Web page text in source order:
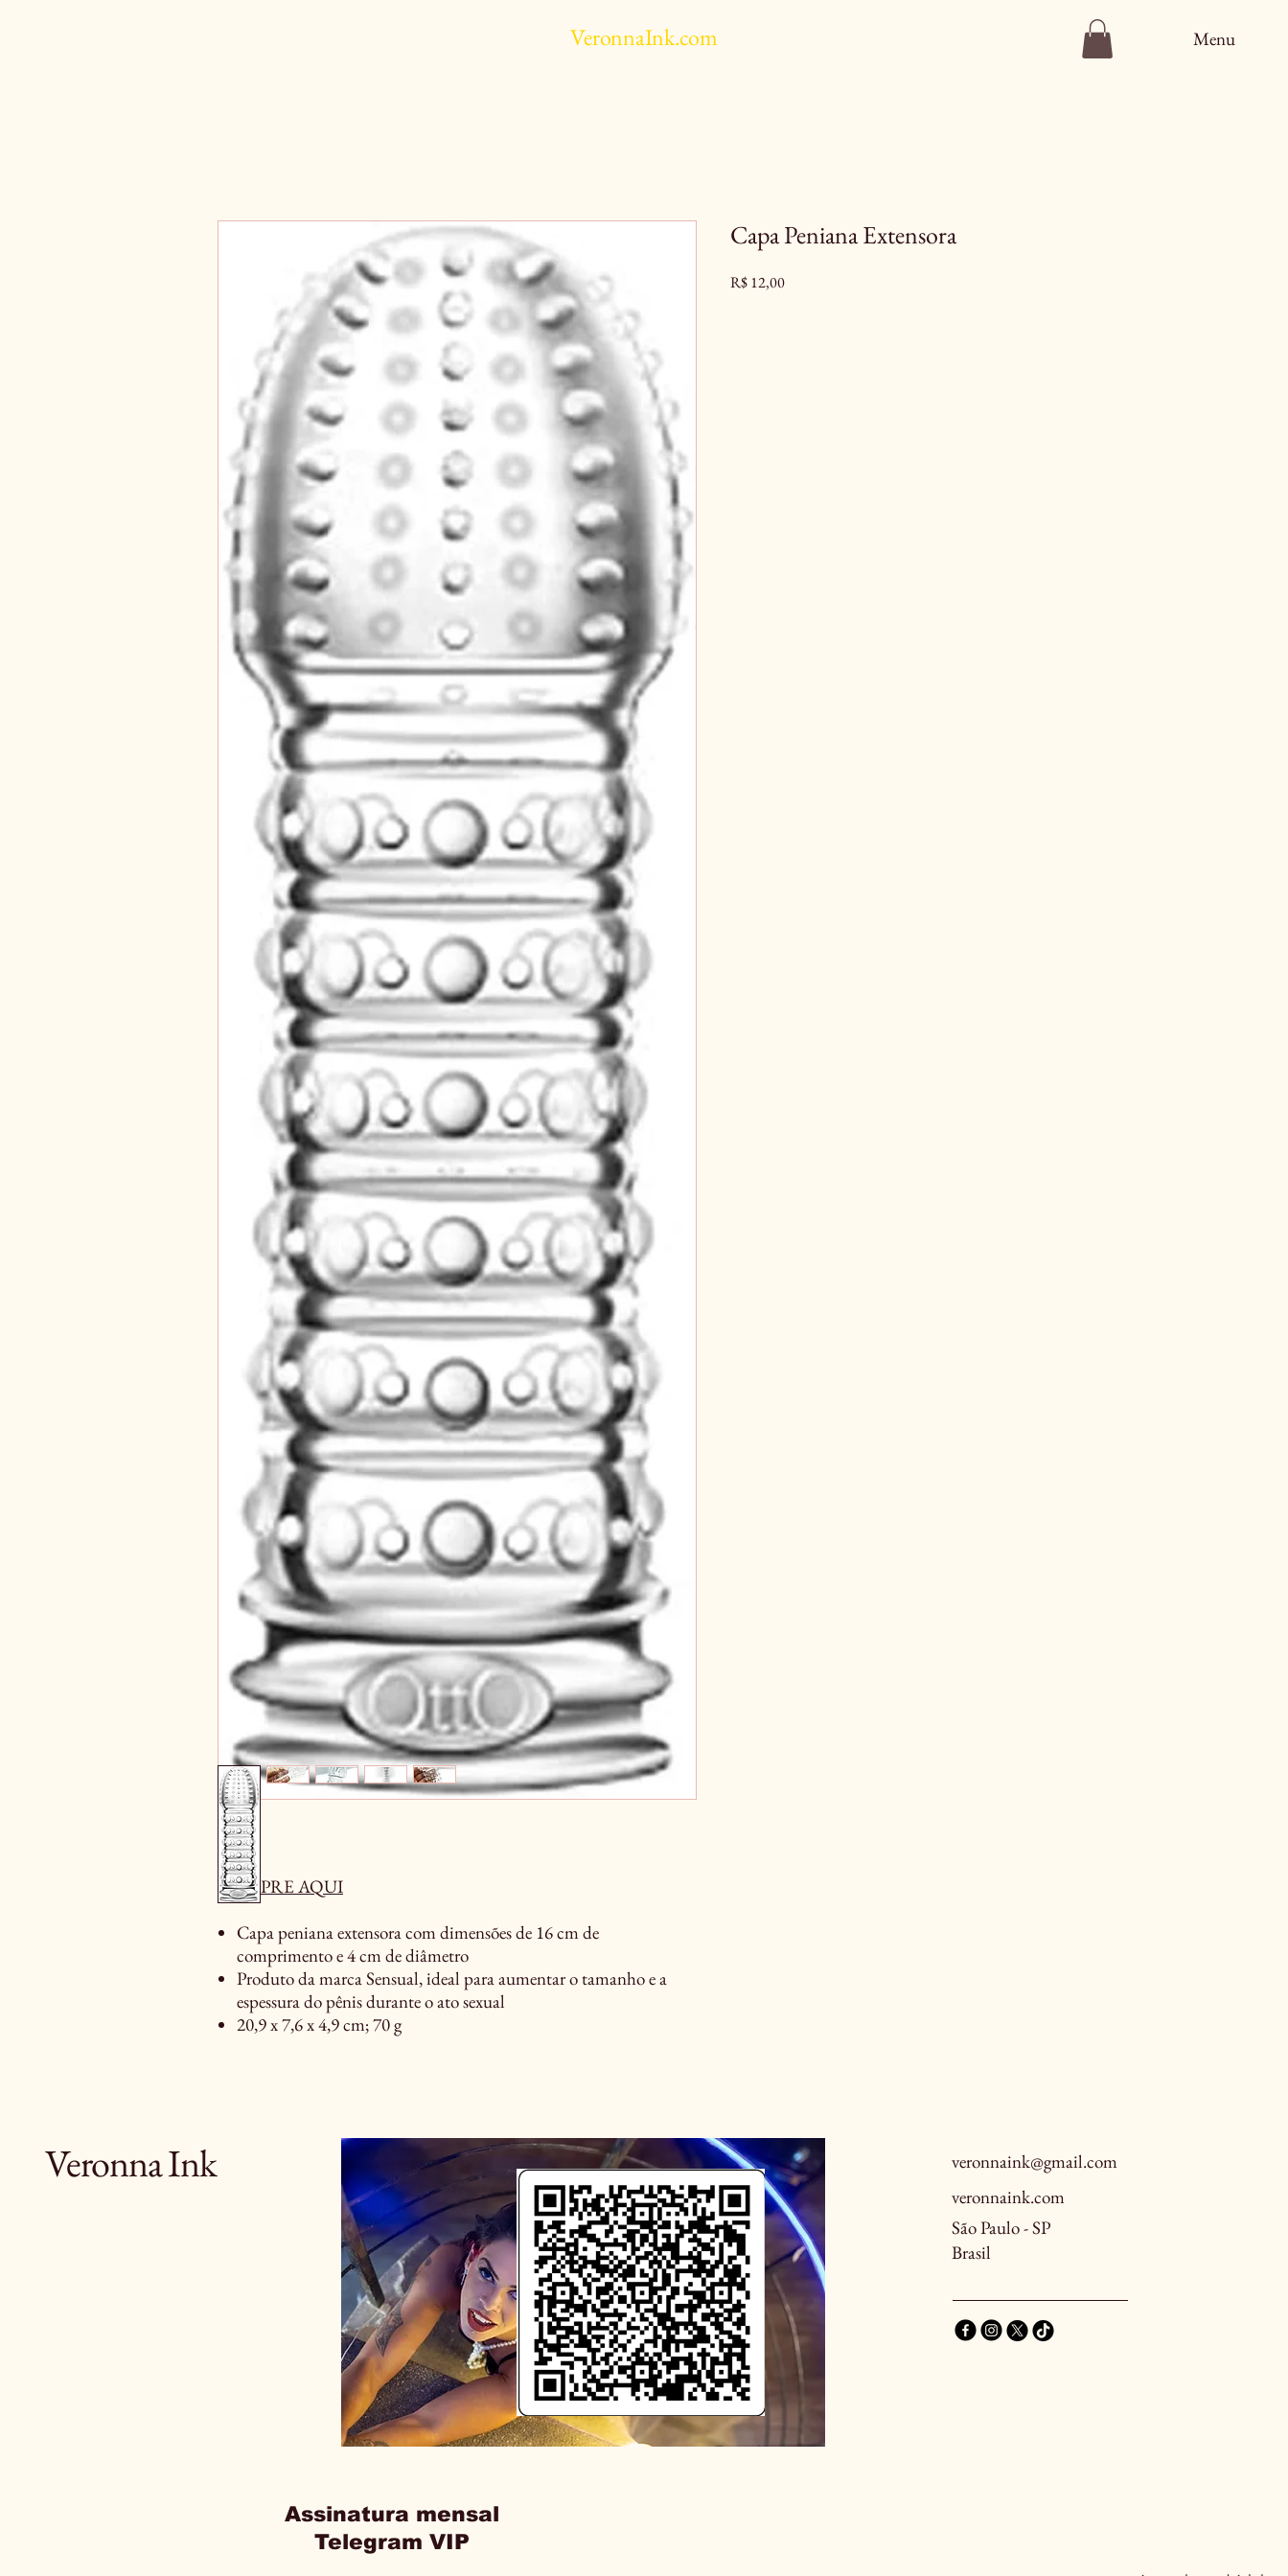
VeronnaInk.com Menu
COMPRE AQUI
Capa peniana extensora com dimensões de 16 cm de
comprimento e 4 cm de diâmetro
Produto da marca Sensual, ideal para aumentar o tamanho e a
espessura do pênis durante o ato sexual
‎20,9 x 7,6 x 4,9 cm; 70 g
Capa Peniana Extensora
R$ 12,00Preço
Veronna Ink
veronnaink@gmail.com
veronnaink.com
São Paulo - SP
Brasil
Assinatura mensal
Telegram VIP